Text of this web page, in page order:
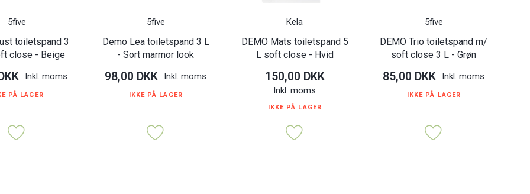
5five
toiletspand 3
close - Beige
Inkl. moms
PÅ LAGER
5five
Demo Lea toiletspand 3 L
- Sort marmor look
98,00 DKK Inkl. moms
IKKE PÅ LAGER
Kela
DEMO Mats toiletspand 5
L soft close - Hvid
150,00 DKK
Inkl. moms
IKKE PÅ LAGER
5five
DEMO Trio toiletspand m/
soft close 3 L - Grøn
85,00 DKK Inkl. moms
IKKE PÅ LAGER